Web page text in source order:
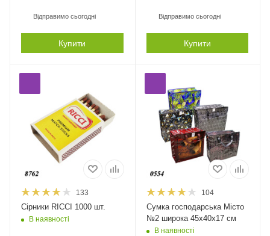
Відправимо сьогодні
Купити
Відправимо сьогодні
Купити
133
Сірники RICCI 1000 шт.
В наявності
104
Сумка господарська Місто
№2 широка 45х40х17 см
В наявності